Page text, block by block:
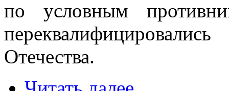
по условным
Отечества.